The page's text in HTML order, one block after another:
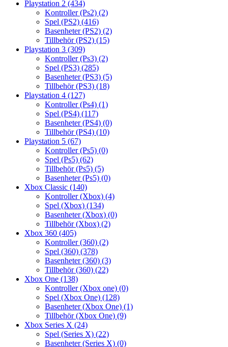
Playstation 2 (434)
Kontroller (Ps2) (2)
Spel (PS2) (416)
Basenheter (PS2) (2)
Tillbehör (PS2) (15)
Playstation 3 (309)
Kontroller (Ps3) (2)
Spel (PS3) (285)
Basenheter (PS3) (5)
Tillbehör (PS3) (18)
Playstation 4 (127)
Kontroller (Ps4) (1)
Spel (PS4) (117)
Basenheter (PS4) (0)
Tillbehör (PS4) (10)
Playstation 5 (67)
Kontroller (Ps5) (0)
Spel (Ps5) (62)
Tillbehör (Ps5) (5)
Basenheter (Ps5) (0)
Xbox Classic (140)
Kontroller (Xbox) (4)
Spel (Xbox) (134)
Basenheter (Xbox) (0)
Tillbehör (Xbox) (2)
Xbox 360 (405)
Kontroller (360) (2)
Spel (360) (378)
Basenheter (360) (3)
Tillbehör (360) (22)
Xbox One (138)
Kontroller (Xbox one) (0)
Spel (Xbox One) (128)
Basenheter (Xbox One) (1)
Tillbehör (Xbox One) (9)
Xbox Series X (24)
Spel (Series X) (22)
Basenheter (Series X) (0)